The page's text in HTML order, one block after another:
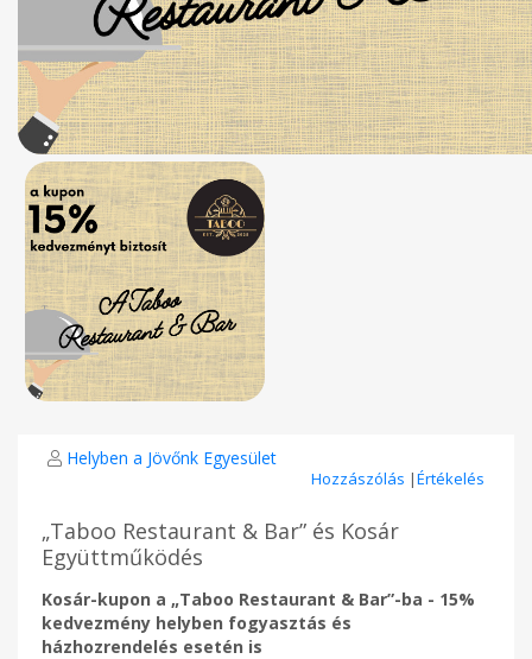
Helyben a Jövőnk Egyesület
Hozzászólás |Értékelés
„Taboo Restaurant & Bar” és Kosár
Együttműködés
Kosár-kupon a „Taboo Restaurant & Bar”-ba - 15%
kedvezmény helyben fogyasztás és
házhozrendelés esetén is